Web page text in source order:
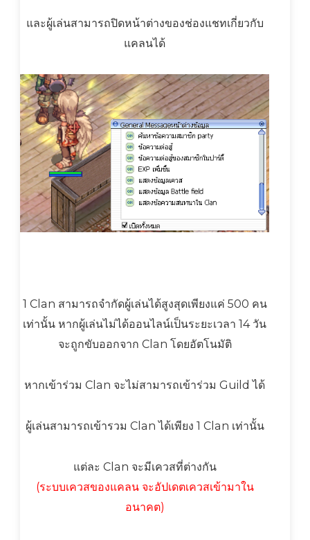
และผู้เล่นสามารถปิดหน้าต่างของช่องแชทเกี่ยวกับ
แคลนได้
1 Clan สามารถจำกัดผู้เล่นได้สูงสุดเพียงแค่ 500 คน
เท่านั้น หากผู้เล่นไม่ได้ออนไลน์เป็นระยะเวลา 14 วัน
จะถูกขับออกจาก Clan โดยอัตโนมัติ
หากเข้าร่วม Clan จะไม่สามารถเข้าร่วม Guild ได้
ผู้เล่นสามารถเข้ารวม Clan ได้เพียง 1 Clan เท่านั้น
แต่ละ Clan จะมีเควสที่ต่างกัน
(ระบบเควสของแคลน จะอัปเดตเควสเข้ามาใน
อนาคต)